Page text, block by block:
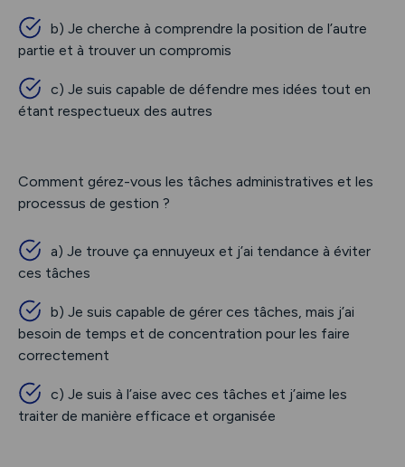
b) Je cherche à comprendre la position de l’autre
partie et à trouver un compromis
c) Je suis capable de défendre mes idées tout en
étant respectueux des autres
Comment gérez-vous les tâches administratives et les
processus de gestion ?
a) Je trouve ça ennuyeux et j’ai tendance à éviter
ces tâches
b) Je suis capable de gérer ces tâches, mais j’ai
besoin de temps et de concentration pour les faire
correctement
c) Je suis à l’aise avec ces tâches et j’aime les
traiter de manière efficace et organisée